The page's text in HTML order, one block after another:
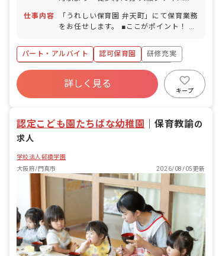
転車通勤可（敷地内に駐輪スペース完
備）
仕事内容
「うれしい保育園 弁天町」にて保育業務
をお任せします。 ■ここがポイント！ キ
にサポートするのでご安心ください！
▼▼具体的にはこんなお仕事です▼▼ ＊
登園時に保護者から子ども達をお預かり
＊おやつ・昼食のサポート、トイレサポ
ート ＊遊び、絵本の読み聞かせ、お昼寝
パート・アルバイト 認可保育園
研修充実
ボーナス・賞与あり
年間休日120日以上
社会保険完備
有給
福利厚生充実
詳しく見る
キープ
認定こども園たちばな幼稚園 保育教諭の
求人
学校法人邨橋学園
大阪府/門真市
2026/08/05更新